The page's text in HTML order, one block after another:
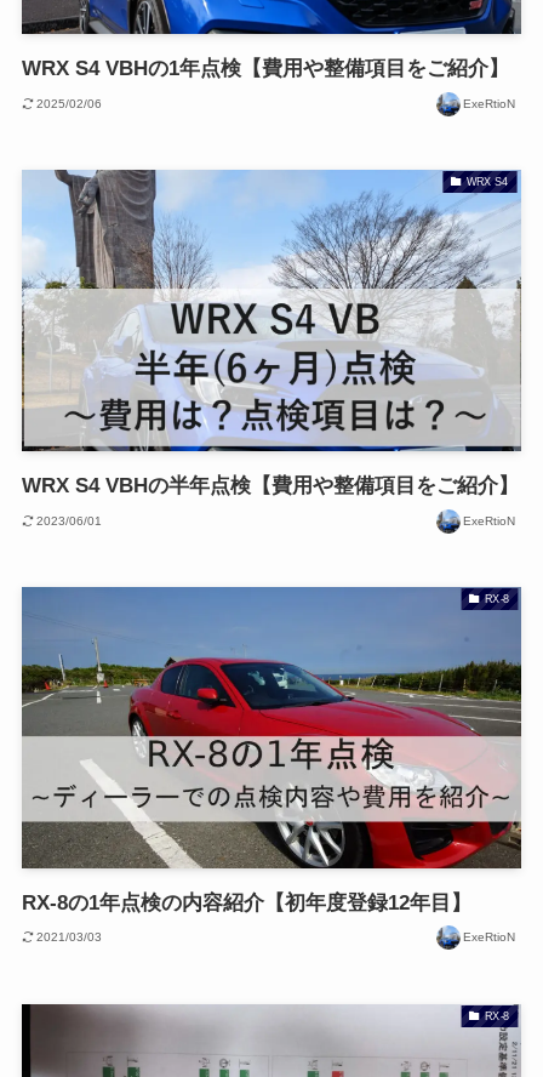
WRX S4 VBHの1年点検【費用や整備項目をご紹介】
2025/02/06 ExeRtioN
WRX S4
WRX S4 VBHの半年点検【費用や整備項目をご紹介】
2023/06/01 ExeRtioN
RX-8
RX-8の1年点検の内容紹介【初年度登録12年目】
2021/03/03 ExeRtioN
RX-8